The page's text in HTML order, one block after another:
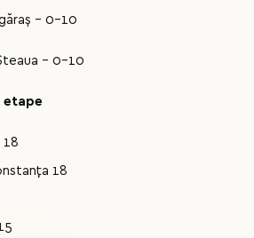
– 0-10
– 0-10
etape
18
18